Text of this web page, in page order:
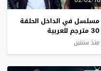
مسلسل في الداخل الحلقة
30 مترجم للعربية
منذ سنتين